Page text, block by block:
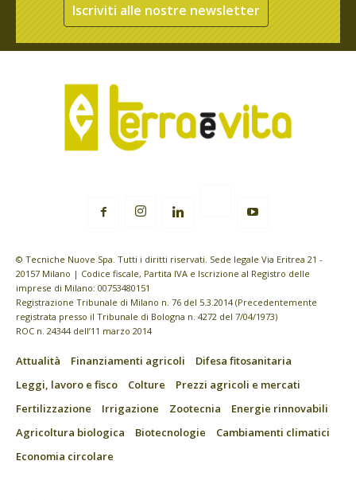
Iscriviti alle nostre newsletter
© Tecniche Nuove Spa. Tutti i diritti riservati. Sede legale Via Eritrea 21 -
20157 Milano | Codice fiscale, Partita IVA e Iscrizione al Registro delle
imprese di Milano: 00753480151
Registrazione Tribunale di Milano n. 76 del 5.3.2014 (Precedentemente
registrata presso il Tribunale di Bologna n. 4272 del 7/04/1973)
ROC n. 24344 dell’11 marzo 2014
Attualità Finanziamenti agricoli
Difesa fitosanitaria
Leggi, lavoro e fisco
Colture
Prezzi agricoli e mercati
Fertilizzazione
Irrigazione Zootecnia
Energie rinnovabili
Agricoltura biologica
Biotecnologie
Cambiamenti climatici
Economia circolare